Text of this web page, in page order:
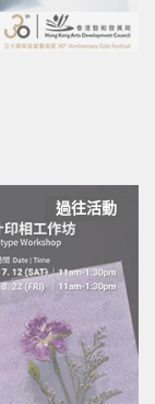
過往活動